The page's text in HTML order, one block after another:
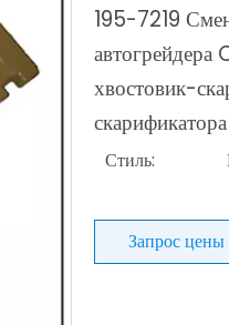
195-7219
хвостовик-
Стиль:
Запрос цены